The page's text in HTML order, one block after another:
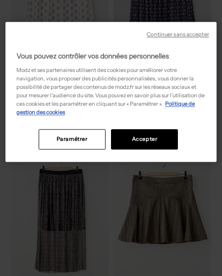
32,00€Prix boutique :
64,00€ -50%
PEPE JEANS
Jupe mi-longue - Imprimé fleurs beige
ACHAT EXPRESS
12,00€Prix boutique :
23,99€ -50%
NAME IT
ACHAT EXPRESS
Vous pouvez contrôler vos données personnelles
Modz et ses partenaires utilisent des cookies pour améliorer votre
navigation, vous proposer des publicités personnalisées, vous donner la
possibilité de partager des contenus de modz.fr sur les réseaux sociaux et
pour mesurer l’audience du site. Vous pouvez en savoir plus sur l’utilisation de
ces cookies et les paramétrer en cliquant sur « Paramétrer ». Politique de
gestion des cookies
Accepter
Paramétrer
Continuer sans accepter